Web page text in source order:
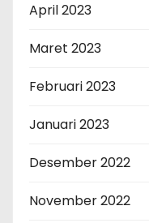
April 2023
Maret 2023
Februari 2023
Januari 2023
Desember 2022
November 2022